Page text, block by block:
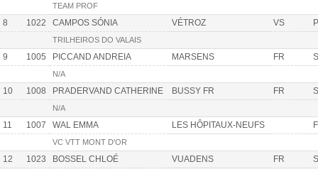
TEAM PROF
8 1022 CAMPOS SÓNIA VÉTROZ VS
TRILHEIROS DO VALAIS
9 1005 PICCAND ANDREIA MARSENS FR
N/A
10 1008 PRADERVAND CATHERINE BUSSY FR FR
N/A
11 1007 WAL EMMA LES HÔPITAUX-NEUFS
VC VTT MONT D'OR
12 1023 BOSSEL CHLOÉ VUADENS FR